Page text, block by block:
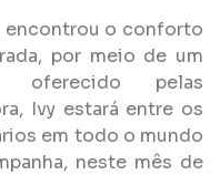
encontrou o conforto
por meio de um
oferecido pelas
Ivy estará entre os
em todo o mundo
neste mês de